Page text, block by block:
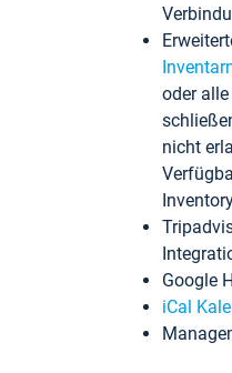
oder
nicht
Google
iCal